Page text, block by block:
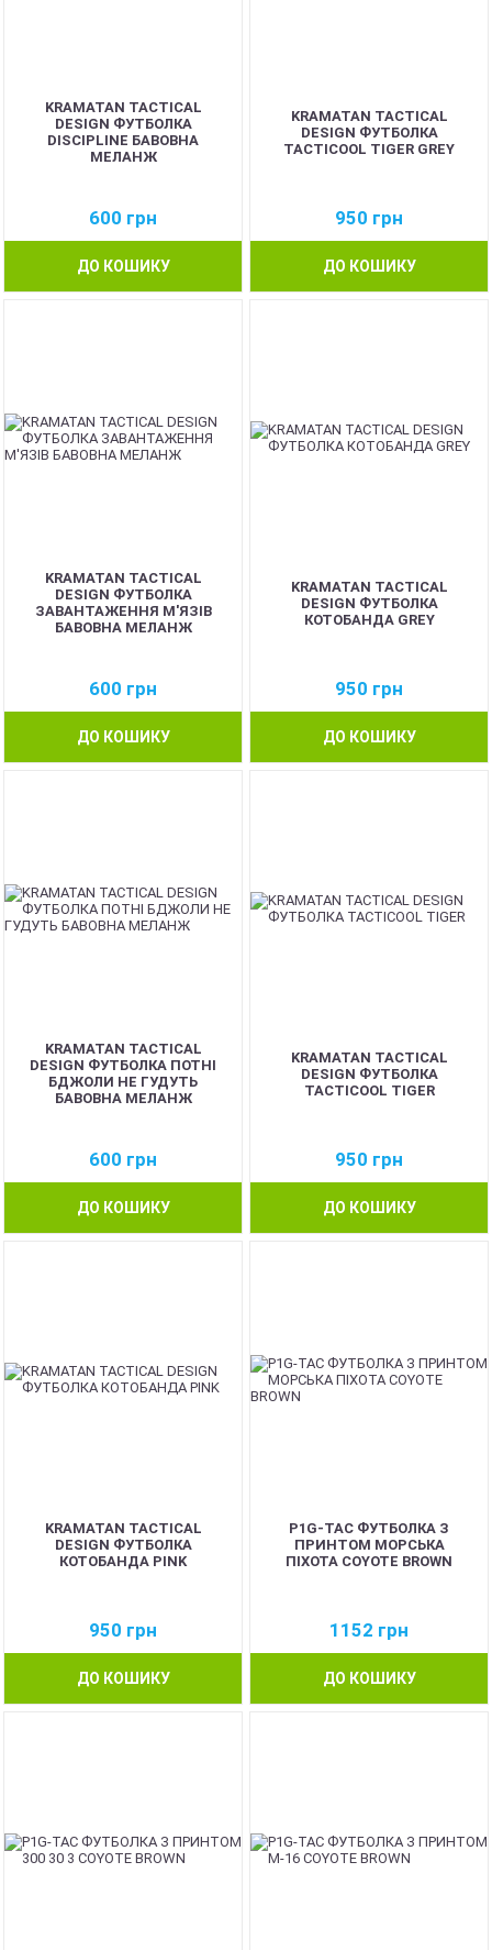
KRAMATAN TACTICAL
DESIGN ФУТБОЛКА
DISCIPLINE БАВОВНА
МЕЛАНЖ
600 грн
ДО КОШИКУ
KRAMATAN TACTICAL
DESIGN ФУТБОЛКА
TACTICOOL TIGER GREY
950 грн
ДО КОШИКУ
KRAMATAN TACTICAL
DESIGN ФУТБОЛКА
ЗАВАНТАЖЕННЯ М'ЯЗІВ
БАВОВНА МЕЛАНЖ
600 грн
ДО КОШИКУ
KRAMATAN TACTICAL
DESIGN ФУТБОЛКА
КОТОБАНДА GREY
950 грн
ДО КОШИКУ
KRAMATAN TACTICAL
DESIGN ФУТБОЛКА ПОТНІ
БДЖОЛИ НЕ ГУДУТЬ
БАВОВНА МЕЛАНЖ
600 грн
ДО КОШИКУ
KRAMATAN TACTICAL
DESIGN ФУТБОЛКА
TACTICOOL TIGER
950 грн
ДО КОШИКУ
KRAMATAN TACTICAL
DESIGN ФУТБОЛКА
КОТОБАНДА PINK
950 грн
ДО КОШИКУ
P1G-TAC ФУТБОЛКА З
ПРИНТОМ МОРСЬКА
ПІХОТА COYOTE BROWN
1152 грн
ДО КОШИКУ